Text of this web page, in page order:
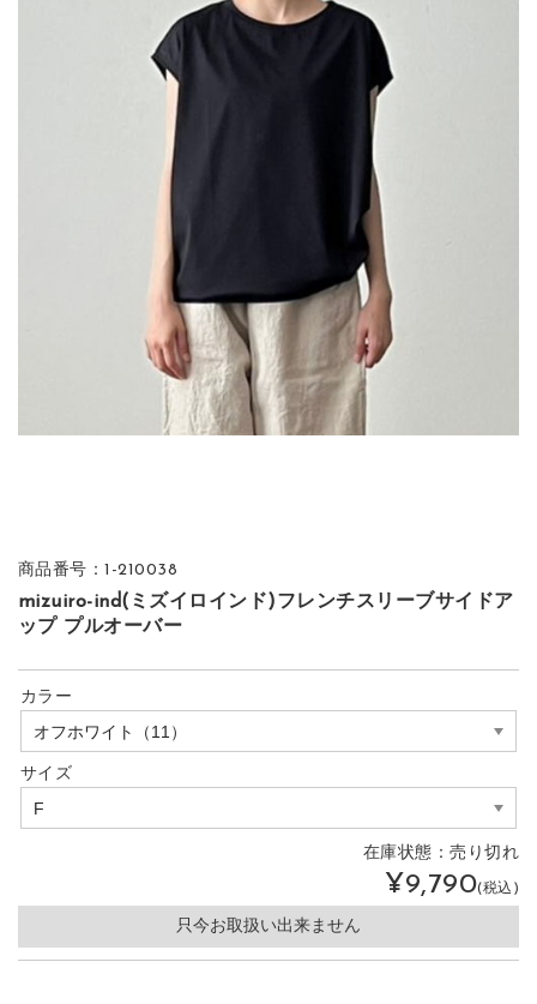
商品番号：1-210038
mizuiro-ind(ミズイロインド)フレンチスリーブサイドア
ップ プルオーバー
カラー
サイズ
在庫状態：売り切れ
¥9,790(税込)
只今お取扱い出来ません